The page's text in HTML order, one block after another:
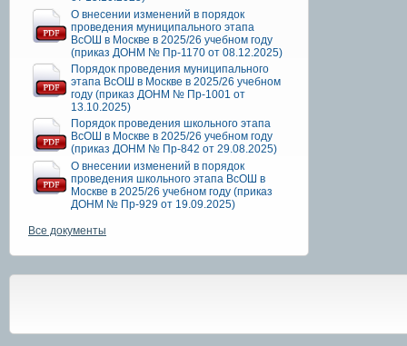
О внесении изменений в порядок
проведения муниципального этапа
ВсОШ в Москве в 2025/26 учебном году
(приказ ДОНМ № Пр-1170 от 08.12.2025)
Порядок проведения муниципального
этапа ВсОШ в Москве в 2025/26 учебном
году (приказ ДОНМ № Пр-1001 от
13.10.2025)
Порядок проведения школьного этапа
ВсОШ в Москве в 2025/26 учебном году
(приказ ДОНМ № Пр-842 от 29.08.2025)
О внесении изменений в порядок
проведения школьного этапа ВсОШ в
Москве в 2025/26 учебном году (приказ
ДОНМ № Пр-929 от 19.09.2025)
Все документы